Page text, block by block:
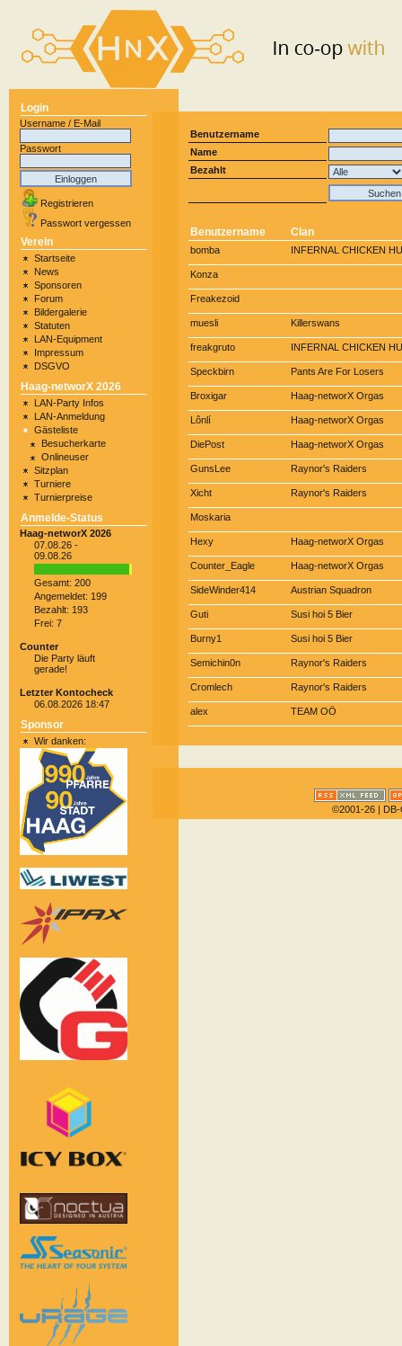
Login
Username / E-Mail
Passwort
Registrieren
Passwort vergessen
Verein
Startseite
News
Sponsoren
Forum
Bildergalerie
Statuten
LAN-Equipment
Impressum
DSGVO
Haag-networX 2026
LAN-Party Infos
LAN-Anmeldung
Gästeliste
Besucherkarte
Onlineuser
Sitzplan
Turniere
Turnierpreise
Anmelde-Status
Haag-networX 2026
07.08.26 -
09.08.26
Gesamt: 200
Angemeldet: 199
Bezahlt: 193
Frei: 7
Counter
Die Party läuft
gerade!
Letzter Kontocheck
06.08.2026 18:47
Sponsor
Wir danken:
Benutzername
Name
Bezahlt
Benutzername Clan
bomba INFERNAL CHICKEN
Konza
Freakezoid
muesli Killerswans
freakgruto INFERNAL CHICKEN
Speckbirn Pants Are For Losers
Broxigar Haag-networX Orgas
Lônlí Haag-networX Orgas
DiePost Haag-networX Orgas
GunsLee Raynor's Raiders
Xicht Raynor's Raiders
Moskaria
Hexy Haag-networX Orgas
Counter_Eagle Haag-networX Orgas
SideWinder414 Austrian Squadron
Guti Susi hoi 5 Bier
Burny1 Susi hoi 5 Bier
Semichin0n Raynor's Raiders
Cromlech Raynor's Raiders
alex TEAM OÖ
©2001-26 |